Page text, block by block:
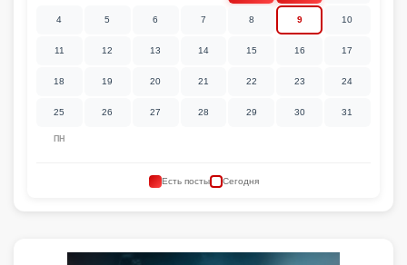
ПН
4 5 6 7 8 9 10
11 12 13 14 15 16 17
18 19 20 21 22 23 24
25 26 27 28 29 30 31
Есть посты Сегодня